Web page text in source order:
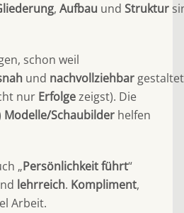
, Aufbau und Struktur
schon weil
und nachvollziehbargestaltet
nur Erfolgezeigst). Die
Modelle/Schaubilder helfen
„Persönlichkeit führt“
lehrreich. Kompliment,
Arbeit.